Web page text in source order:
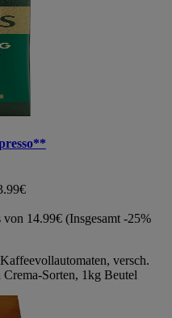
von 14.99€ (Insgesamt -25%
versch.
Sorten, 1kg Beutel